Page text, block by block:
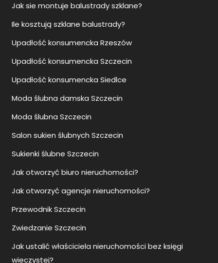
Jak sie montuje balustrady szklane?
Ile kosztują szklane balustrady?
Upadłość konsumencka Rzeszów
Upadłość konsumencka Szczecin
Upadłość konsumencka Siedlce
Moda ślubna damska Szczecin
Moda ślubna Szczecin
Salon sukien ślubnych Szczecin
Sukienki ślubne Szczecin
Jak otworzyć biuro nieruchomości?
Jak otworzyć agencje nieruchomości?
Przewodnik Szczecin
Zwiedzanie Szczecin
Jak ustalić właściciela nieruchomości bez księgi
wieczystej?